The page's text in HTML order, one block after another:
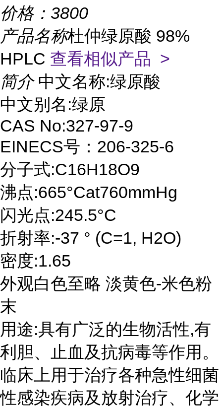
价格： 3800
产品名称杜仲绿原酸 98%
HPLC 查看相似产品 >
简介 中文名称:绿原酸
中文别名:绿原
CAS No:327-97-9
EINECS号：206-325-6
分子式:C16H18O9
沸点:665°Cat760mmHg
闪光点:245.5°C
折射率:-37 ° (C=1, H2O)
密度:1.65
外观白色至略 淡黄色-米色粉
末
用途:具有广泛的生物活性,有
利胆、止血及抗病毒等作用。
临床上用于治疗各种急性细菌
性感染疾病及放射治疗、化学